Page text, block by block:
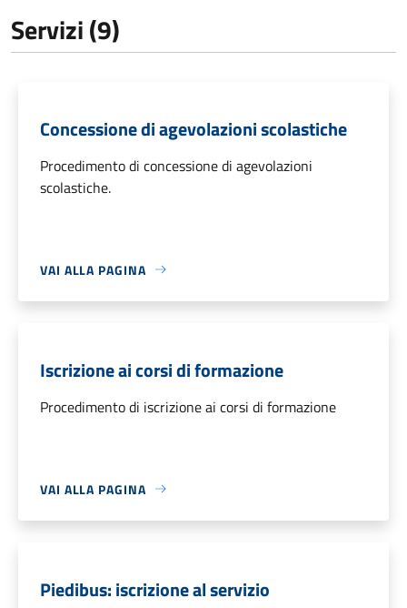
Servizi (9)
Concessione di agevolazioni scolastiche
Procedimento di concessione di agevolazioni
scolastiche.
VAI ALLA PAGINA
Iscrizione ai corsi di formazione
Procedimento di iscrizione ai corsi di formazione
VAI ALLA PAGINA
Piedibus: iscrizione al servizio